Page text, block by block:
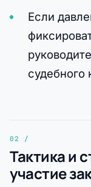
Если
судебного
Тактика и
участие